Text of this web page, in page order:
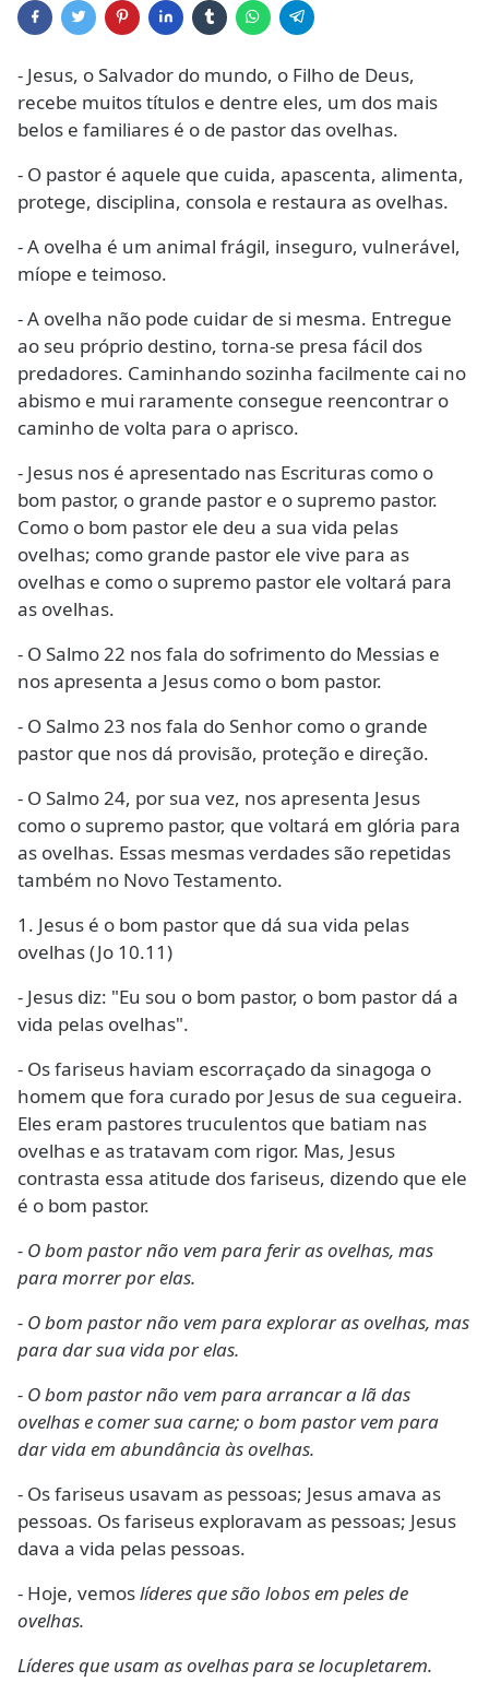
- Jesus, o Salvador do mundo, o Filho de Deus,
recebe muitos títulos e dentre eles, um dos mais
belos e familiares é o de pastor das ovelhas.
- O pastor é aquele que cuida, apascenta, alimenta,
protege, disciplina, consola e restaura as ovelhas.
- A ovelha é um animal frágil, inseguro, vulnerável,
míope e teimoso.
- A ovelha não pode cuidar de si mesma. Entregue
ao seu próprio destino, torna-se presa fácil dos
predadores. Caminhando sozinha facilmente cai no
abismo e mui raramente consegue reencontrar o
caminho de volta para o aprisco.
- Jesus nos é apresentado nas Escrituras como o
bom pastor, o grande pastor e o supremo pastor.
Como o bom pastor ele deu a sua vida pelas
ovelhas; como grande pastor ele vive para as
ovelhas e como o supremo pastor ele voltará para
as ovelhas.
- O Salmo 22 nos fala do sofrimento do Messias e
nos apresenta a Jesus como o bom pastor.
- O Salmo 23 nos fala do Senhor como o grande
pastor que nos dá provisão, proteção e direção.
- O Salmo 24, por sua vez, nos apresenta Jesus
como o supremo pastor, que voltará em glória para
as ovelhas. Essas mesmas verdades são repetidas
também no Novo Testamento.
1. Jesus é o bom pastor que dá sua vida pelas
ovelhas (Jo 10.11)
- Jesus diz: "Eu sou o bom pastor, o bom pastor dá a
vida pelas ovelhas".
- Os fariseus haviam escorraçado da sinagoga o
homem que fora curado por Jesus de sua cegueira.
Eles eram pastores truculentos que batiam nas
ovelhas e as tratavam com rigor. Mas, Jesus
contrasta essa atitude dos fariseus, dizendo que ele
é o bom pastor.
- O bom pastor não vem para ferir as ovelhas, mas
para morrer por elas.
- O bom pastor não vem para explorar as ovelhas, mas
para dar sua vida por elas.
- O bom pastor não vem para arrancar a lã das
ovelhas e comer sua carne; o bom pastor vem para
dar vida em abundância às ovelhas.
- Os fariseus usavam as pessoas; Jesus amava as
pessoas. Os fariseus exploravam as pessoas; Jesus
dava a vida pelas pessoas.
- Hoje, vemoslíderes que são lobos em peles de
ovelhas.
Líderes que usam as ovelhas para se locupletarem.